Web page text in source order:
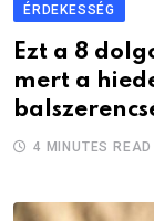
ÉRDEKESSÉG
Ezt a 8
mert a
4 MINUTES READ